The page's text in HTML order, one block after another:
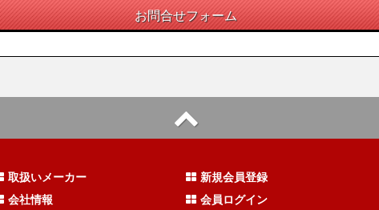
お問合せフォーム
取扱いメーカー
会社情報
新規会員登録
会員ログイン